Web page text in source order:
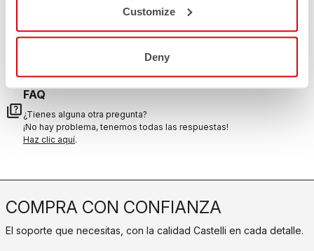
Customize
Deny
Contacte con nuestro Servicio de Atención al Cliente
DEVOLUCIONES Y REEMBOLSOS
Garantía de devolución del pedido
Descubra la política de devoluciones
quiz
FAQ
¿Tienes alguna otra pregunta?
¡No hay problema, tenemos todas las respuestas!
Haz clic aquí.
COMPRA CON CONFIANZA
El soporte que necesitas, con la calidad Castelli en cada detalle.